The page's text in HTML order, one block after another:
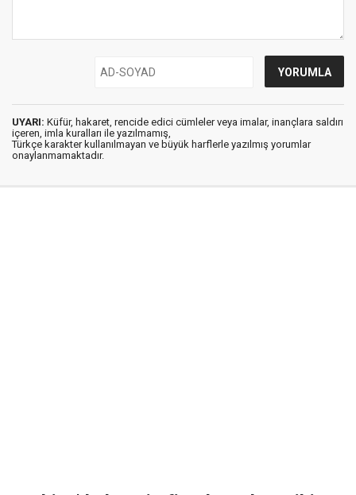
UYARI: Küfür, hakaret, rencide edici cümleler veya imalar, inançlara saldırı
içeren, imla kuralları ile yazılmamış,
Türkçe karakter kullanılmayan ve büyük harflerle yazılmış yorumlar
onaylanmamaktadır.